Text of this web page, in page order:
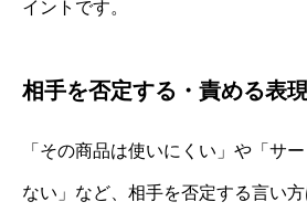
イントです。
相手を否定する・責める表
「その商品は使いにくい」や「サ
ない」など、相手を否定する言い